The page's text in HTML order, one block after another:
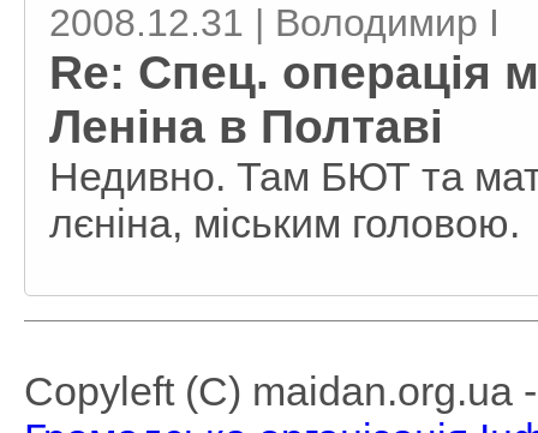
2008.12.31 | Володимир I
Re: Спец. операція
Леніна в Полтаві
Недивно. Там БЮТ та
лєніна, міським головою.
Copyleft (C) maidan.org.ua